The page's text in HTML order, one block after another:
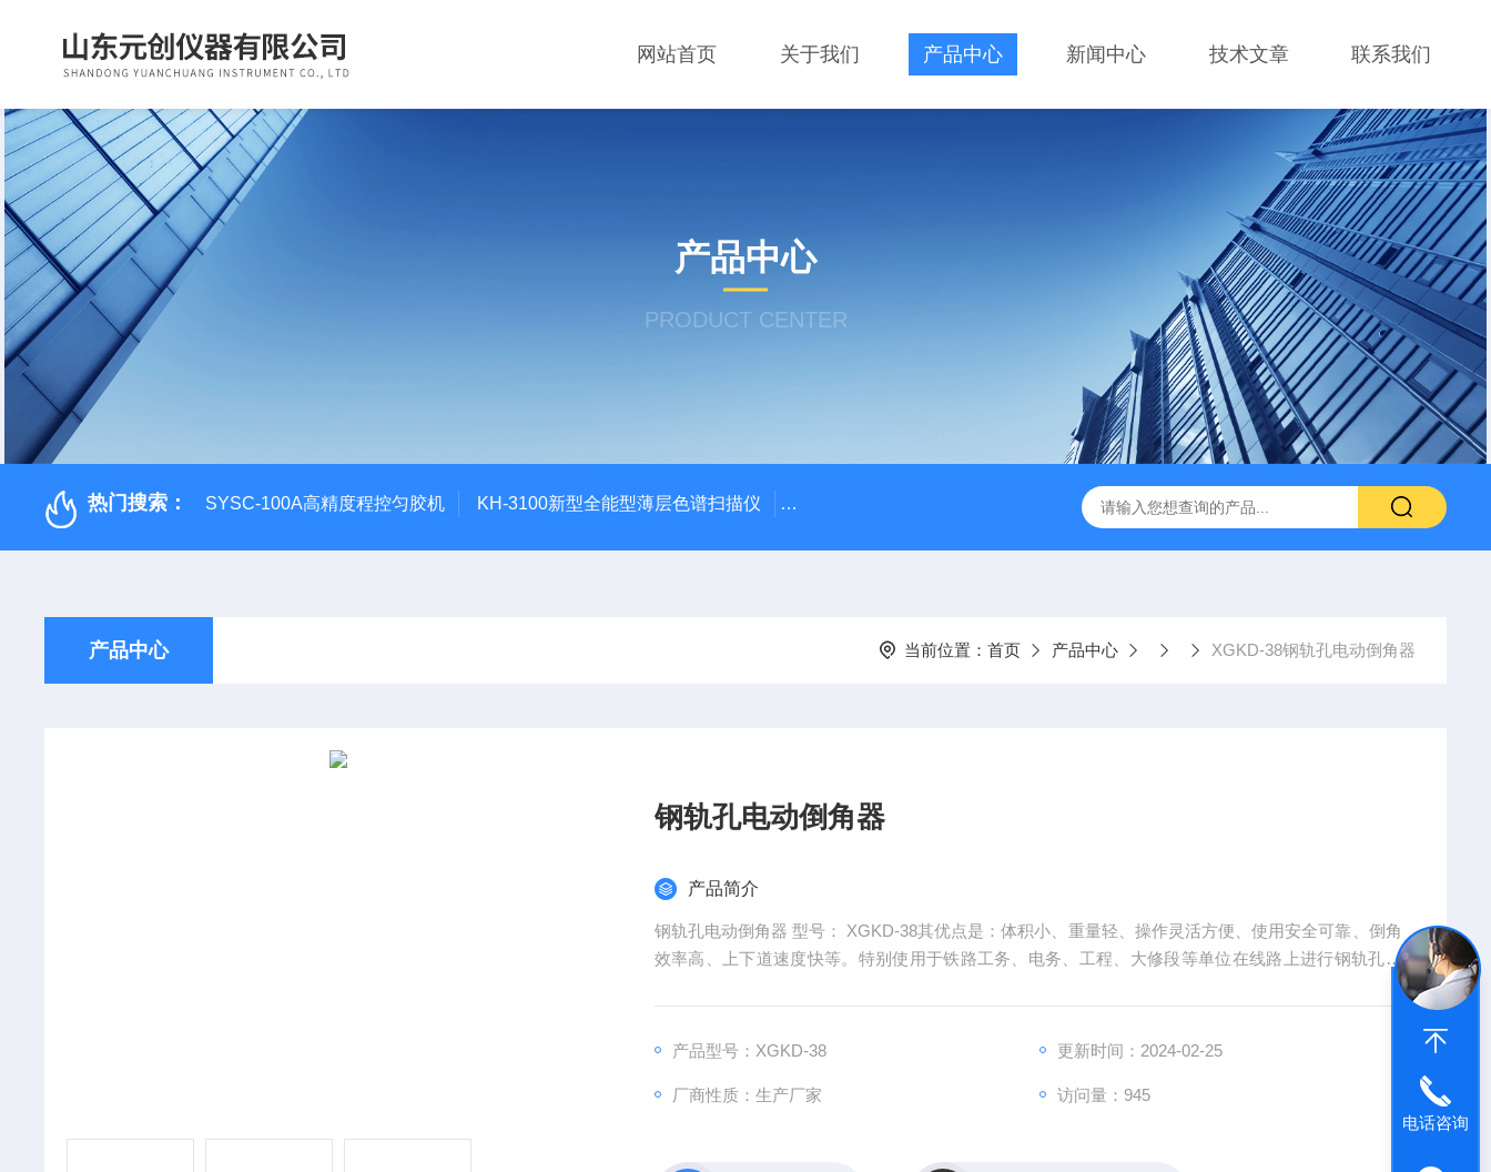
网站首页 关于我们 产品中心 新闻中心 技术文章 联系我们
产品中心
PRODUCT CENTER
热门搜索： SYSC-100A高精度程控匀胶机 KH-3100新型全能型薄层色谱扫描仪 DGJ-03电工技术实验装置 CS-300轨道式摇床 JKG-203新型冷原子吸收测汞仪
产品中心 当前位置： 首页 产品中心 XGKD-38钢轨孔电动倒角器
钢轨孔电动倒角器
产品简介
钢轨孔电动倒角器 型号： XGKD-38其优点是：体积小、重量轻、操作灵活方便、使用安全可靠、倒角
效率高、上下道速度快等。特别使用于铁路工务、电务、工程、大修段等单位在线路上进行钢轨孔倒
产品型号：XGKD-38 更新时间：2024-02-25
厂商性质：生产厂家 访问量：945
电话咨询